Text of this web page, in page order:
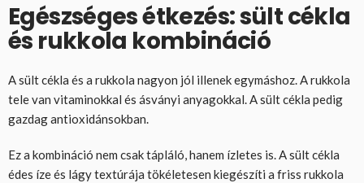
Egészséges étkezés: sült cékla
és rukkola kombináció
A sült cékla és a rukkola nagyon jól illenek egymáshoz. A rukkola
tele van vitaminokkal és ásványi anyagokkal. A sült cékla pedig
gazdag antioxidánsokban.
Ez a kombináció nem csak tápláló, hanem ízletes is. A sült cékla
édes íze és lágy textúrája tökéletesen kiegészíti a friss rukkola